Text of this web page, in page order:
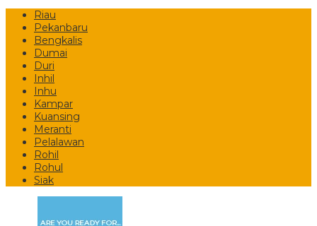
Riau
Pekanbaru
Bengkalis
Dumai
Duri
Inhil
Inhu
Kampar
Kuansing
Meranti
Pelalawan
Rohil
Rohul
Siak